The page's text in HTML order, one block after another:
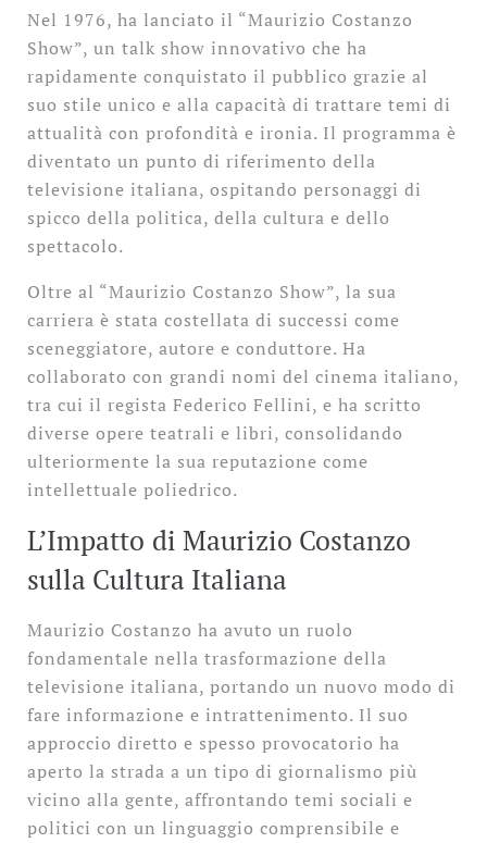
Nel 1976, ha lanciato il “Maurizio Costanzo
Show”, un talk show innovativo che ha
rapidamente conquistato il pubblico grazie al
suo stile unico e alla capacità di trattare temi di
attualità con profondità e ironia. Il programma è
diventato un punto di riferimento della
televisione italiana, ospitando personaggi di
spicco della politica, della cultura e dello
spettacolo.
Oltre al “Maurizio Costanzo Show”, la sua
carriera è stata costellata di successi come
sceneggiatore, autore e conduttore. Ha
collaborato con grandi nomi del cinema italiano,
tra cui il regista Federico Fellini, e ha scritto
diverse opere teatrali e libri, consolidando
ulteriormente la sua reputazione come
intellettuale poliedrico.
L’Impatto di Maurizio Costanzo
sulla Cultura Italiana
Maurizio Costanzo ha avuto un ruolo
fondamentale nella trasformazione della
televisione italiana, portando un nuovo modo di
fare informazione e intrattenimento. Il suo
approccio diretto e spesso provocatorio ha
aperto la strada a un tipo di giornalismo più
vicino alla gente, affrontando temi sociali e
politici con un linguaggio comprensibile e